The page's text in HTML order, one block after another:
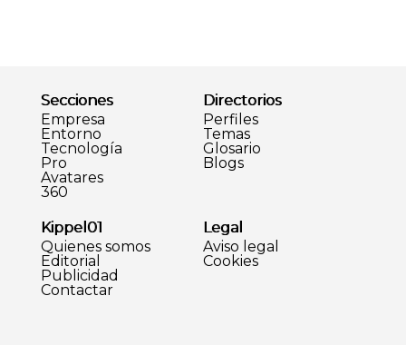
Secciones
Empresa
Entorno
Tecnología
Pro
Avatares
360
Directorios
Perfiles
Temas
Glosario
Blogs
Kippel01
Quienes somos
Editorial
Publicidad
Contactar
Legal
Aviso legal
Cookies